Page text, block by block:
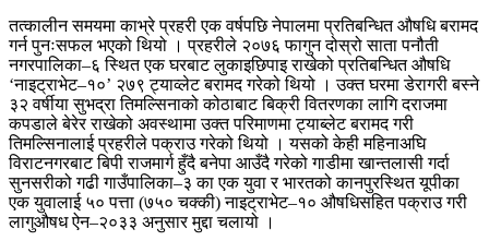
तत्कालीन समयमा काभ्रे प्रहरी एक वर्षपछि नेपालमा प्रतिबन्धित औषधि बरामद
गर्न पुनःसफल भएको थियो । प्रहरीले २०७६ फागुन दोस्रो साता पनौती
नगरपालिका–६ स्थित एक घरबाट लुकाइछिपाइ राखेको प्रतिबन्धित औषधि
‘नाइट्राभेट–१०’ २७९ ट्याव्लेट बरामद गरेको थियो । उक्त घरमा डेरागरी बस्ने
३२ वर्षीया सुभद्रा तिमल्सिनाको कोठाबाट बिक्री वितरणका लागि दराजमा
कपडाले बेरेर राखेको अवस्थामा उक्त परिमाणमा ट्याब्लेट बरामद गरी
तिमल्सिनालाई प्रहरीले पक्राउ गरेको थियो । यसको केही महिनाअघि
विराटनगरबाट बिपी राजमार्ग हुँदै बनेपा आउँदै गरेको गाडीमा खान्तलासी गर्दा
सुनसरीको गढी गाउँपालिका–३ का एक युवा र भारतको कानपुरस्थित यूपीका
एक युवालाई ५० पत्ता (७५० चक्की) नाइट्राभेट–१० औषधिसहित पक्राउ गरी
लागुऔषध ऐन–२०३३ अनुसार मुद्दा चलायो ।